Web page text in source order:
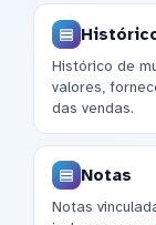
Histórico de
valores,
das vendas.
Notas
Notas